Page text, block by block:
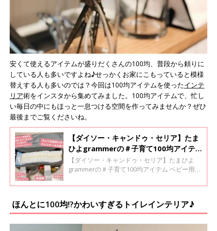
安くて使えるアイテムが盛りだくさんの100均、普段から頼りに
している人も多いですよね♪せっかくお家にこもっていると模様
替えする人も多いのでは？今回は100均アイテムを使ったインテ
リア術をインスタから集めてみました。100均アイテムで、忙し
い毎日の中にもほっと一息つける空間を作ってみませんか？ぜひ
最後までご覧くださいね。
【ダイソー・キャンドゥ・セリア】たま
ひよgrammerの＃子育て100均アイテ
ム【ダイソー・キャンドゥ・セリア】たまひよ
grammerの＃子育て100均アイテム ベビー用品
と、お値段が張るものは気軽に購入できません
子育てに役立つアイテムが盛りだくさん！ 今回
はたまひよgrammerたちが投稿する、「#子育
て100均アイテム」をご紹介します。
ほんとに100均!?かわいすぎるトイレインテリア♪